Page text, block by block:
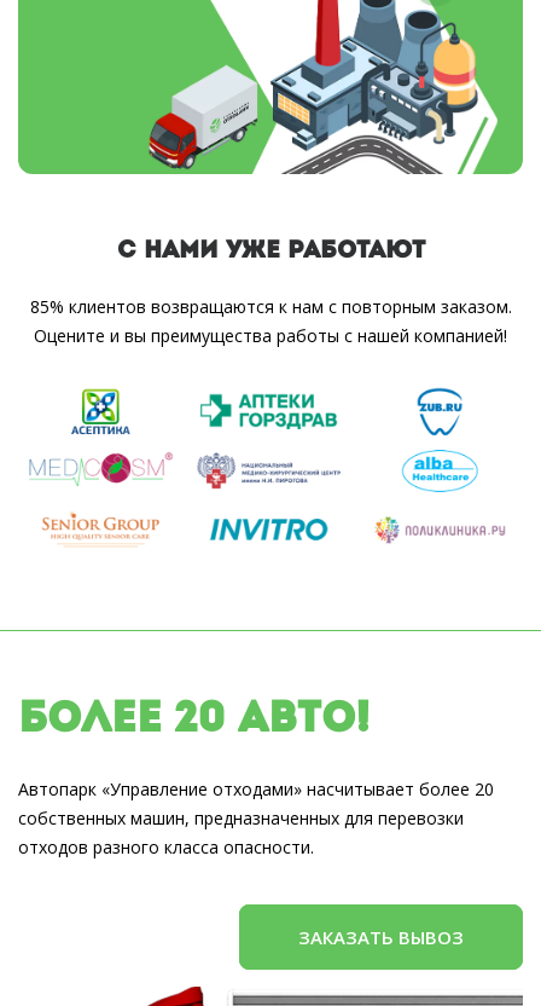
С НАМИ УЖЕ РАБОТАЮТ
85% клиентов возвращаются к нам с повторным заказом.
Оцените и вы преимущества работы с нашей компанией!
Более 20 авто!
Автопарк «Управление отходами» насчитывает более 20
собственных машин, предназначенных для перевозки
отходов разного класса опасности.
ЗАКАЗАТЬ ВЫВОЗ